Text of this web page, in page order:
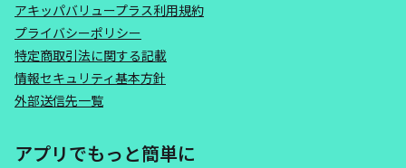
アキッパバリュープラス利用規約
プライバシーポリシー
特定商取引法に関する記載
情報セキュリティ基本方針
外部送信先一覧
アプリでもっと簡単に